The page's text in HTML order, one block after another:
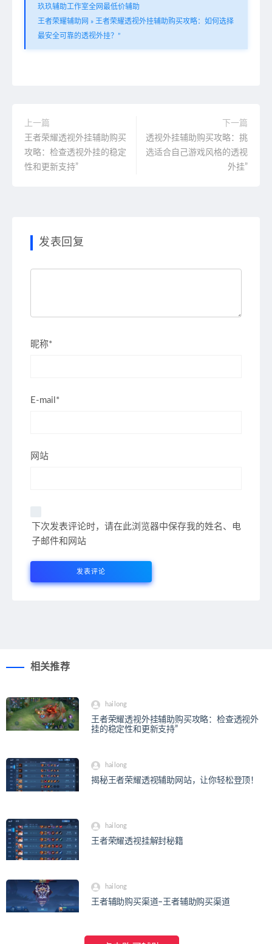
玖玖辅助工作室全网最低价辅助
王者荣耀辅助网 » 王者荣耀透视外挂辅助购买攻略：如何选择
最安全可靠的透视外挂？”
上一篇
王者荣耀透视外挂辅助购买
攻略：检查透视外挂的稳定
性和更新支持”
下一篇
透视外挂辅助购买攻略：挑
选适合自己游戏风格的透视
外挂”
发表回复
昵称*
E-mail*
网站
下次发表评论时，请在此浏览器中保存我的姓名、电
子邮件和网站
相关推荐
hailong
王者荣耀透视外挂辅助购买攻略：检查透视外
挂的稳定性和更新支持”
hailong
揭秘王者荣耀透视辅助网站，让你轻松登顶！
hailong
王者荣耀透视挂解封秘籍
hailong
王者辅助购买渠道–王者辅助购买渠道